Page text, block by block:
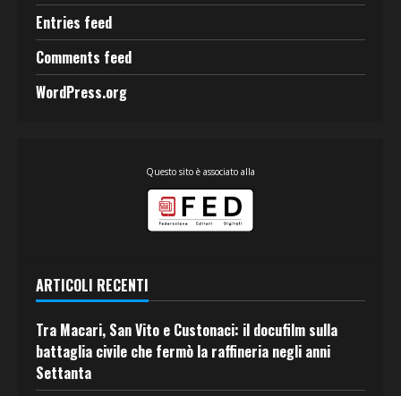
Entries feed
Comments feed
WordPress.org
Questo sito è associato alla
ARTICOLI RECENTI
Tra Macari, San Vito e Custonaci: il docufilm sulla
battaglia civile che fermò la raffineria negli anni
Settanta